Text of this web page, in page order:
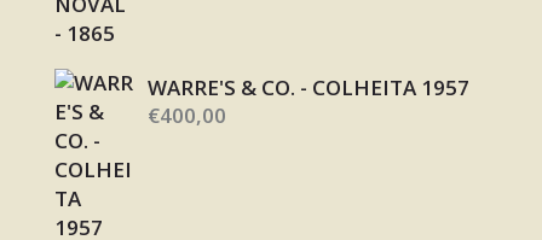
WARRE'S & CO. - COLHEITA 1957
€400,00